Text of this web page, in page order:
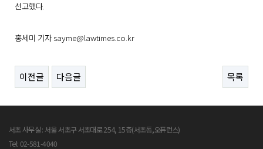
선고했다.
홍세미 기자 sayme@lawtimes.co.kr
이전글 다음글 목록
서초 사무실 : 서울 서초구 서초대로 254, 15층(서초동,오퓨런스)
Tel: 02-581-4040